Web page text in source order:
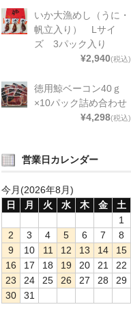
いか大漁めし（うに・
帆立入り） Lサイ
ズ 3パック入り
¥2,940(税込)
徳用鯨ベーコン40ｇ
×10パック詰め合わせ
¥4,298(税込)
営業日カレンダー
今月(2026年8月)
日
月 火 水 木 金
土
1
2
3 4 5 6 7
8
9
10 11 12 13 14
15
16
17 18 19 20 21
22
23
24 25 26 27 28
29
30
31